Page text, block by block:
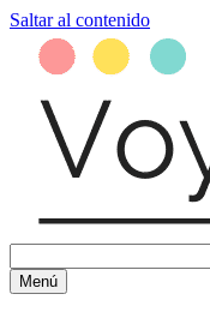
Saltar al contenido
Menú